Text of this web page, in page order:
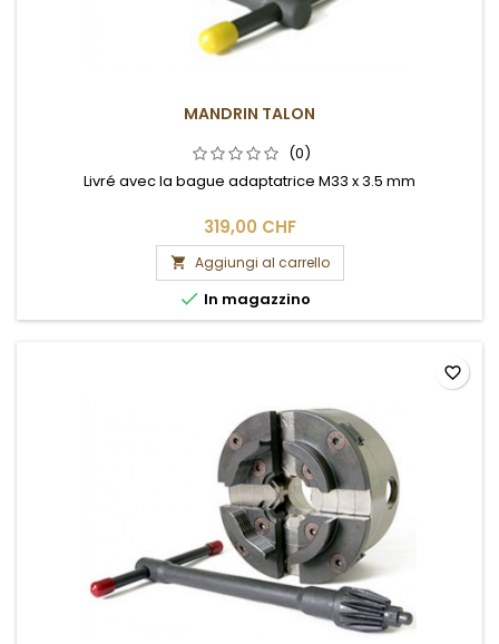
MANDRIN TALON
(0)
Livré avec la bague adaptatrice M33 x 3.5 mm
319,00 CHF
 Aggiungi al carrello
 In magazzino
favorite_border